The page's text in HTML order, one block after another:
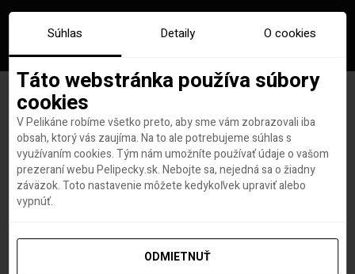
Značka:vysoke tatry
Súhlas Detaily O cookies
Táto webstránka používa súbory
cookies
V Pelikáne robíme všetko preto, aby sme vám zobrazovali iba
obsah, ktorý vás zaujíma. Na to ale potrebujeme súhlas s
využívaním cookies. Tým nám umožníte používať údaje o vašom
prezeraní webu Pelipecky.sk. Nebojte sa, nejedná sa o žiadny
záväzok. Toto nastavenie môžete kedykoľvek upraviť alebo
vypnúť.
ODMIETNUŤ